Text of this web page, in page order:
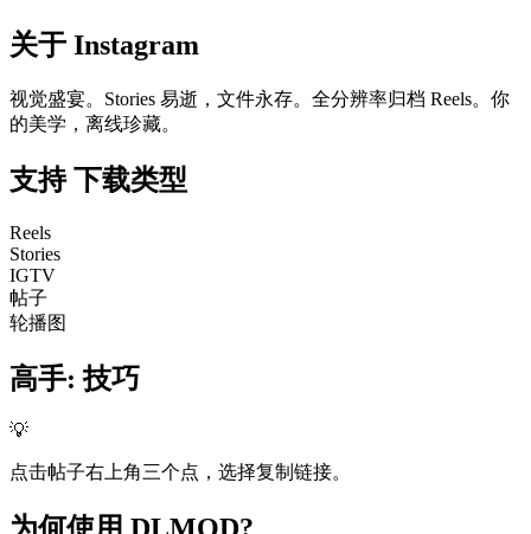
关于 Instagram
视觉盛宴。Stories 易逝，文件永存。全分辨率归档 Reels。你
的美学，离线珍藏。
支持 下载类型
Reels
Stories
IGTV
帖子
轮播图
高手:技巧
💡
点击帖子右上角三个点，选择复制链接。